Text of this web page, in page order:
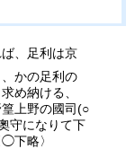
、足利は京
かの足利の
め納ける、
上野の國司(○
守になりて下
下略〉